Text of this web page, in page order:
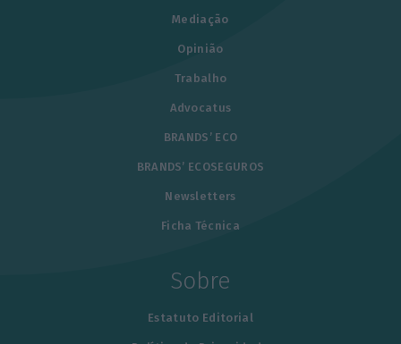
Mediação
Opinião
Trabalho
Advocatus
BRANDS’ ECO
BRANDS’ ECOSEGUROS
Newsletters
Ficha Técnica
Sobre
Estatuto Editorial